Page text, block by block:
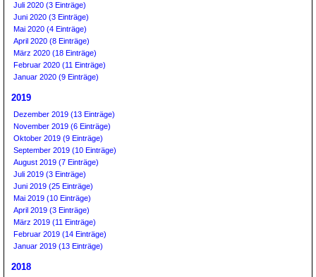
Juli 2020 (3 Einträge)
Juni 2020 (3 Einträge)
Mai 2020 (4 Einträge)
April 2020 (8 Einträge)
März 2020 (18 Einträge)
Februar 2020 (11 Einträge)
Januar 2020 (9 Einträge)
2019
Dezember 2019 (13 Einträge)
November 2019 (6 Einträge)
Oktober 2019 (9 Einträge)
September 2019 (10 Einträge)
August 2019 (7 Einträge)
Juli 2019 (3 Einträge)
Juni 2019 (25 Einträge)
Mai 2019 (10 Einträge)
April 2019 (3 Einträge)
März 2019 (11 Einträge)
Februar 2019 (14 Einträge)
Januar 2019 (13 Einträge)
2018